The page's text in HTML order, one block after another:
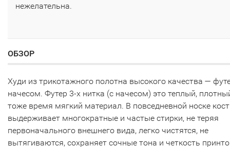
нежелательна.
ОБЗОР
Худи из трикотажного полотна высокого качества —
начесом. Футер 3-х нитка (с начесом) это теплый,
тоже время мягкий материал. В повседневной носке
выдерживает многократные и частые стирки, не теряя
первоначального внешнего вида, легко чистятся, не
вытягиваются, сохраняет сочные тона и четкость